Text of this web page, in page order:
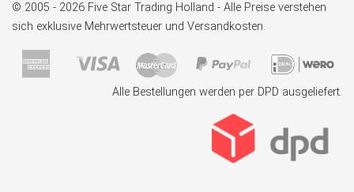
© 2005 - 2026 Five Star Trading Holland - Alle Preise verstehen
sich exklusive Mehrwertsteuer und Versandkosten.
Alle Bestellungen werden per DPD ausgeliefert.